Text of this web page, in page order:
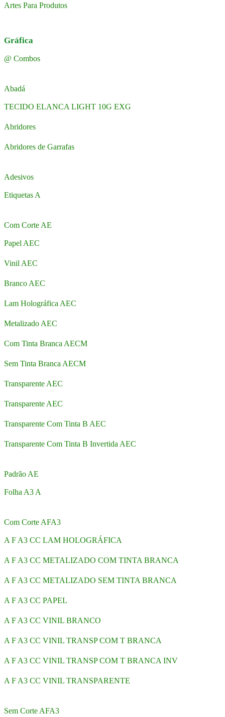
Artes Para Produtos
Gráfica
@ Combos
Abadá
TECIDO ELANCA LIGHT 10G EXG
Abridores
Abridores de Garrafas
Adesivos
Etiquetas A
Com Corte AE
Papel AEC
Vinil AEC
Branco AEC
Lam Holográfica AEC
Metalizado AEC
Com Tinta Branca AECM
Sem Tinta Branca AECM
Transparente AEC
Transparente AEC
Transparente Com Tinta B AEC
Transparente Com Tinta B Invertida AEC
Padrão AE
Folha A3 A
Com Corte AFA3
A F A3 CC LAM HOLOGRÁFICA
A F A3 CC METALIZADO COM TINTA BRANCA
A F A3 CC METALIZADO SEM TINTA BRANCA
A F A3 CC PAPEL
A F A3 CC VINIL BRANCO
A F A3 CC VINIL TRANSP COM T BRANCA
A F A3 CC VINIL TRANSP COM T BRANCA INV
A F A3 CC VINIL TRANSPARENTE
Sem Corte AFA3